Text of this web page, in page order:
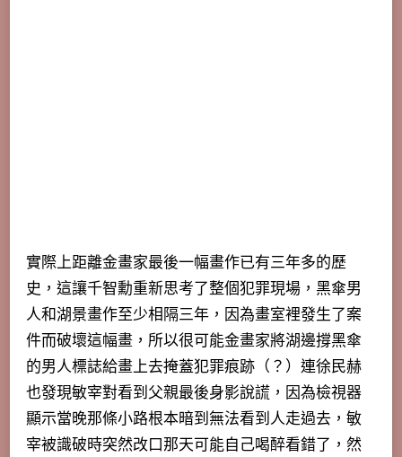
實際上距離金畫家最後一幅畫作已有三年多的歷
史，這讓千智勳重新思考了整個犯罪現場， 黑傘男
人和湖景畫作至少相隔三年，因為畫室裡發生了案
件而破壞這幅畫，所以很可能金畫家將湖邊撐黑傘
的男人標誌給畫上去掩蓋犯罪痕跡（？） 連徐民赫
也發現敏宰對看到父親最後身影說謊，因為檢視器
顯示當晚那條小路根本暗到無法看到人走過去，敏
宰被識破時突然改口那天可能自己喝醉看錯了，然